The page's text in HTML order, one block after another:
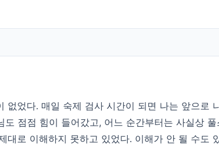
었다. 매일 숙제 검사 시간이 되면 나는 앞으로
점점 힘이 들어갔고, 어느 순간부터는 사실상
로 이해하지 못하고 있었다. 이해가 안 될 수도